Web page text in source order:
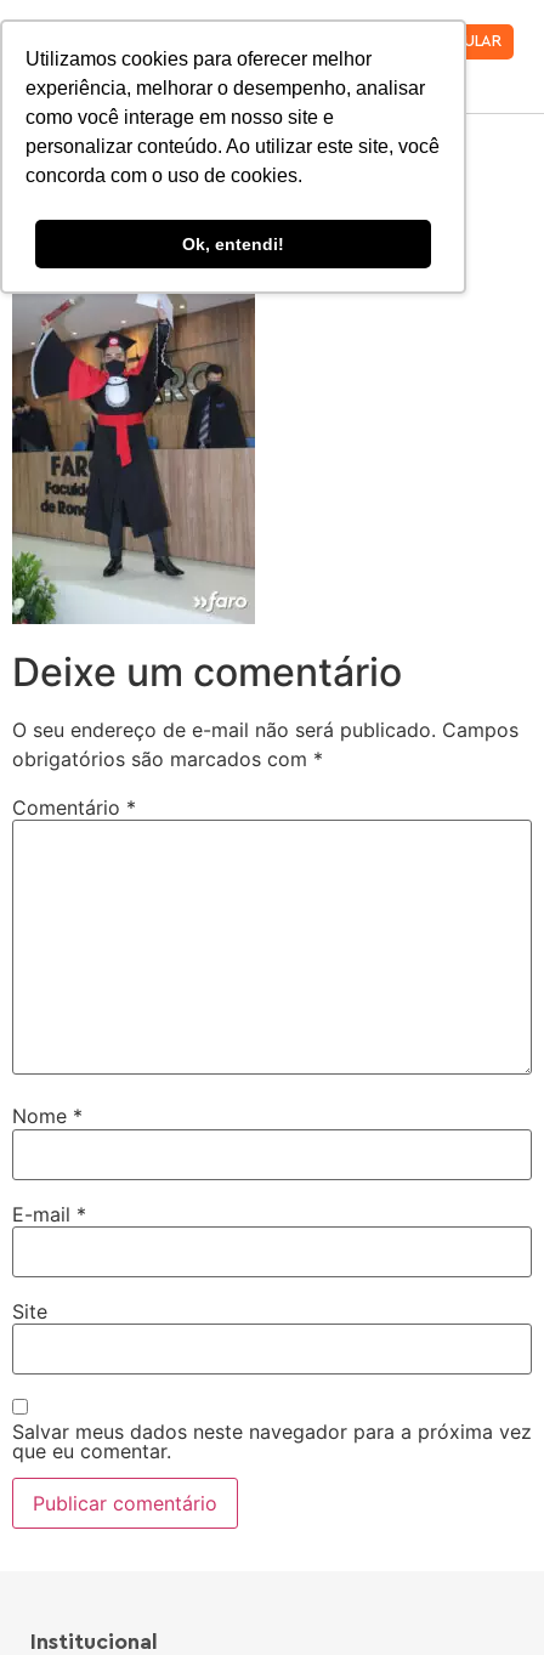
Utilizamos cookies para oferecer melhor
experiência, melhorar o desempenho, analisar
como você interage em nosso site e
personalizar conteúdo. Ao utilizar este site, você
concorda com o uso de cookies.
Ok, entendi!
VESTIBULAR
MicrosoftTeams-
image-30
Deixe um comentário
O seu endereço de e-mail não será publicado. Campos
obrigatórios são marcados com *
Comentário *
Nome *
E-mail *
Site
Salvar meus dados neste navegador para a próxima vez
que eu comentar.
Institucional